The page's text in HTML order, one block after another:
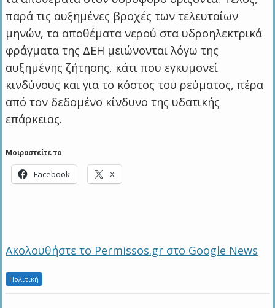
παρά τις αυξημένες βροχές των τελευταίων
μηνών, τα αποθέματα νερού στα υδροηλεκτρικά
φράγματα της ΔΕΗ μειώνονται λόγω της
αυξημένης ζήτησης, κάτι που εγκυμονεί
κινδύνους και για το κόστος του ρεύματος, πέρα
από τον δεδομένο κίνδυνο της υδατικής
επάρκειας.
Μοιραστείτε το
Facebook X
Ακολουθήστε το Permissos.gr στο Google News
Πολιτική